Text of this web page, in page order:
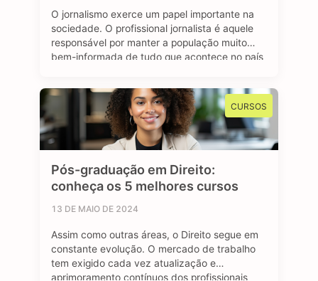
O jornalismo exerce um papel importante na
sociedade. O profissional jornalista é aquele
responsável por manter a população muito
bem-informada de tudo que acontece no país
Através de diferentes plataformas, como
revistas, jornais, rádio e a internet, o jornalista
consegue atuar …
CURSOS
Pós-graduação em Direito:
conheça os 5 melhores cursos
13 DE MAIO DE 2024
Assim como outras áreas, o Direito segue em
constante evolução. O mercado de trabalho
tem exigido cada vez atualização e
aprimoramento contínuos dos profissionais